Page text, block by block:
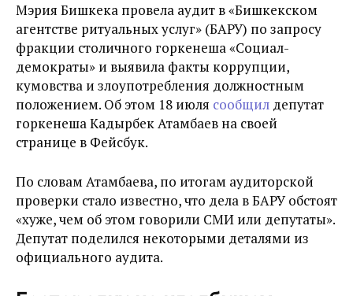
Мэрия Бишкека провела аудит в«Бишкекском
агентстве ритуальных услуг» (БАРУ) по запросу
фракции столичного горкенеша «Социал-
демократы» и выявила факты коррупции,
кумовства и злоупотребления должностным
положением. Об этом 18 июля сообщил депутат
горкенеша Кадырбек Атамбаев на своей
странице в Фейсбук.
По словам Атамбаева, по итогам аудиторской
проверки стало известно, что дела в БАРУ обстоят
«хуже, чем об этом говорили СМИ или депутаты».
Депутат поделился некоторыми деталями из
официального аудита.